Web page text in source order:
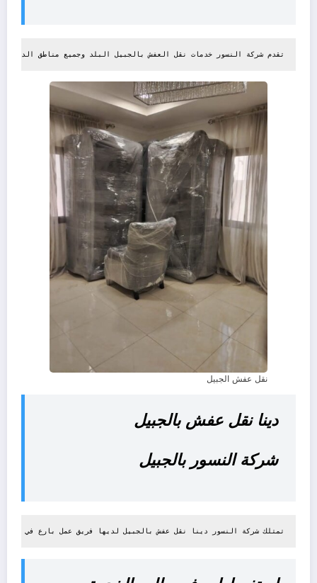
تقدم شركة النسور خدمات نقل العفش بالجبيل البلد وجميع مناطق الدمام والمنطقة
نقل عفش الجبيل
دينا نقل عفش بالجبيل
شركة النسور بالجبيل
تمتلك شركة النسور دينا نقل عفش بالجبيل لديها فريق عمل بارع في